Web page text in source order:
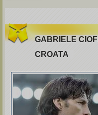
GABRIELE
CROATA